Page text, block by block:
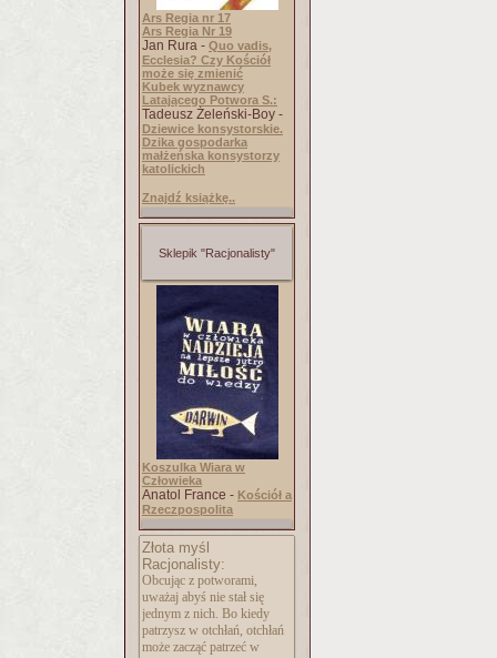
Ars Regia nr 17
Ars Regia Nr 19
Jan Rura - Quo vadis,
Ecclesia? Czy Kościół
może się zmienić
Kubek wyznawcy
Latającego Potwora S.:
Tadeusz Żeleński-Boy -
Dziewice konsystorskie.
Dzika gospodarka
małżeńska konsystorzy
katolickich
Znajdź książkę..
Sklepik "Racjonalisty"
Koszulka Wiara w
Człowieka
Anatol France - Kościół a
Rzeczpospolita
Złota myśl
Racjonalisty:
Obcując z potworami,
uważaj abyś nie stał się
jednym z nich. Bo kiedy
patrzysz w otchłań, otchłań
może zacząć patrzeć w